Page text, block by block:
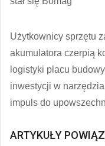
Użytkownicy sprzętu
akumulatora czerpią
logistyki placu
inwestycji w
impuls do
ARTYKUŁY